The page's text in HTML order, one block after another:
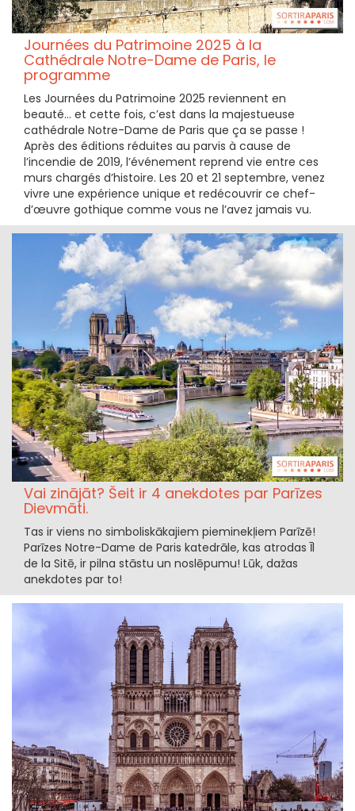
Journées du Patrimoine 2025 à la
Cathédrale Notre-Dame de Paris, le
programme
Les Journées du Patrimoine 2025 reviennent en
beauté… et cette fois, c’est dans la majestueuse
cathédrale Notre-Dame de Paris que ça se passe !
Après des éditions réduites au parvis à cause de
l’incendie de 2019, l’événement reprend vie entre ces
murs chargés d’histoire. Les 20 et 21 septembre, venez
vivre une expérience unique et redécouvrir ce chef-
d’œuvre gothique comme vous ne l’avez jamais vu.
Vai zinājāt? Šeit ir 4 anekdotes par Parīzes
Dievmāti.
Tas ir viens no simboliskākajiem pieminekļiem Parīzē!
Parīzes Notre-Dame de Paris katedrāle, kas atrodas Īl
de la Sitē, ir pilna stāstu un noslēpumu! Lūk, dažas
anekdotes par to!